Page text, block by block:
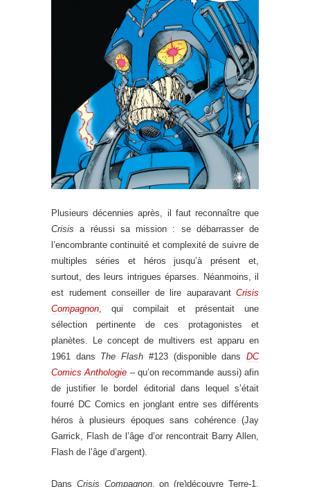
Plusieurs décennies après, il faut reconnaître que
Crisis a réussi sa mission : se débarrasser de
l’encombrante continuité et complexité de suivre de
multiples séries et héros jusqu’à présent et,
surtout, des leurs intrigues éparses. Néanmoins, il
est rudement conseiller de lire auparavant Crisis
Compagnon , qui compilait et présentait une
sélection pertinente de ces protagonistes et
planètes. Le concept de multivers est apparu en
1961 dans The Flash #123 (disponible dansDC
Comics Anthologie – qu’on recommande aussi) afin
de justifier le bordel éditorial dans lequel s’était
fourré DC Comics en jonglant entre ses différents
héros à plusieurs époques sans cohérence (Jay
Garrick, Flash de l’âge d’or rencontrait Barry Allen,
Flash de l’âge d’argent).
Dans Crisis Compagnon, on (re)découvre Terre-1,